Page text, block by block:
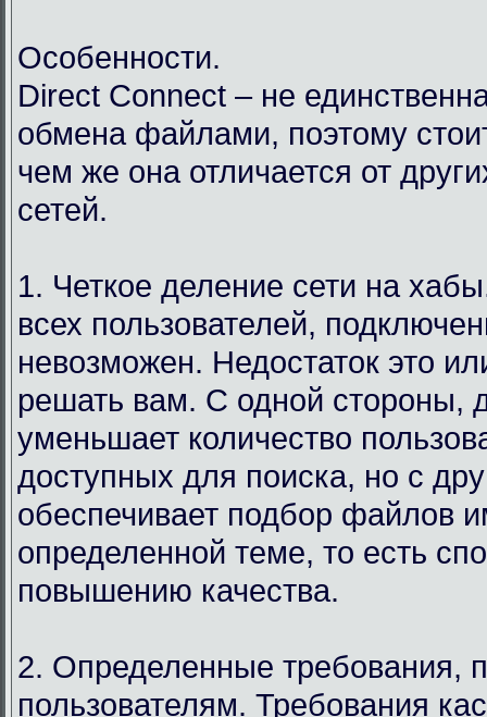
Особенности.
Direct Connect – не
обмена файлами, поэтому
чем же она отличается от
сетей.
1. Четкое деление сети на
всех пользователей,
невозможен. Недостаток это
решать вам. С одной стороны,
уменьшает количество
доступных для поиска, но с
обеспечивает подбор файлов
определенной теме, то есть
повышению качества.
2. Определенные требования,
пользователям. Требования